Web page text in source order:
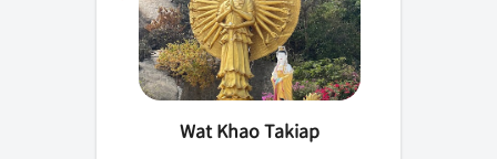
Wat Khao Takiap